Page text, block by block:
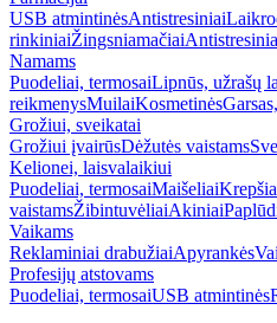
USB atmintinėsAntistresiniai
rinkiniaiŽingsniamačiai
Namams
Puodeliai, termosaiLipnūs, užrašų
reikmenysMuilaiKosmetinės
Grožiui, sveikatai
Grožiui įvairūsDėžutės vaistams
Kelionei, laisvalaikiui
Puodeliai, termosaiMaišeliai
vaistamsŽibintuvėliaiAkiniai
Vaikams
Reklaminiai drabužiaiApyrankės
Profesijų atstovams
Puodeliai, termosaiUSB atmintinės